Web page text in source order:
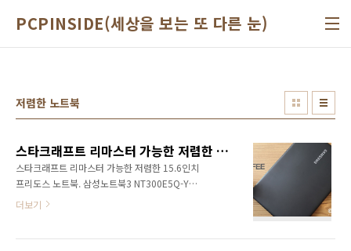
PCPINSIDE(세상을 보는 또 다른 눈)
저렴한 노트북
스타크래프트 리마스터 가능한 저렴한 15.6인치 프리도스 노트북. 삼성노트북3 NT300E5Q-YJD
스타크래프트 리마스터 가능한 저렴한 15.6인치
프리도스 노트북. 삼성노트북3 NT300E5Q-YJD
오늘 소개할 노트북은 삼성에서 갓 출시한 제품
더보기